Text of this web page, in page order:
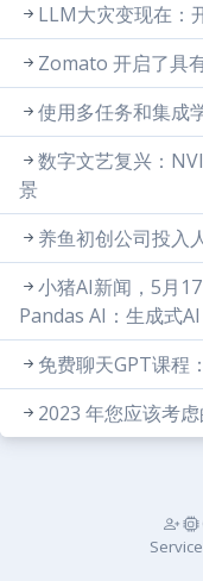
LLM大灾变现在：
Zomato 开启了具
使用多任务和集成
数字文艺复兴：
景
养鱼初创公司投入
小猪AI新闻，5月
Pandas AI：生成式
免费聊天GPT课程
2023 年您应该考